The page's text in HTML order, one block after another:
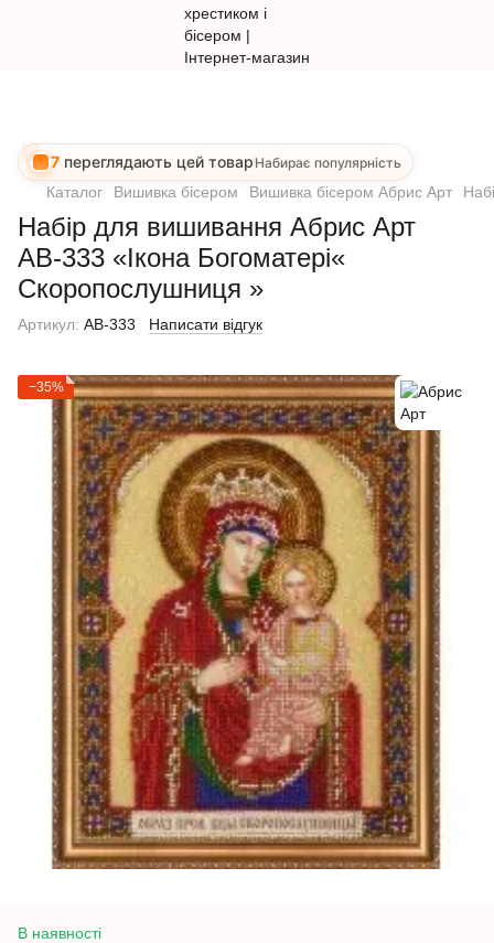
7 переглядають цей товар Набирає популярність
Каталог Вишивка бісером Вишивка бісером Абрис Арт
Набір для вишивання Абрис Арт
АВ-333 «Ікона Богоматері«
Скоропослушниця »
Артикул: AB-333 Написати відгук
−35%
В наявності